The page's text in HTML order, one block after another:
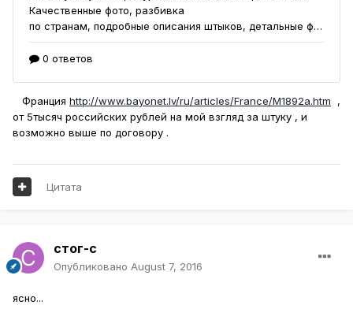
Франция http://www.bayonet.lv/ru/articles/France/M1892a.htm ,
от 5тысяч российских рублей на мой взгляд за штуку , и
возможно выше по договору .
Цитата
стог-с
Опубликовано August 7, 2016
ясно...